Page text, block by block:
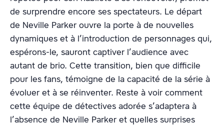
de surprendre encore ses spectateurs. Le départ
de Neville Parker ouvre la porte à de nouvelles
dynamiques et à l’introduction de personnages qui,
espérons-le, sauront captiver l’audience avec
autant de brio. Cette transition, bien que difficile
pour les fans, témoigne de la capacité de la série à
évoluer et à se réinventer. Reste à voir comment
cette équipe de détectives adorée s’adaptera à
l’absence de Neville Parker et quelles surprises